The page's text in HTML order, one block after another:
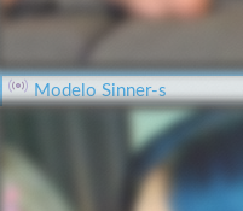
Modelo Sinner-s